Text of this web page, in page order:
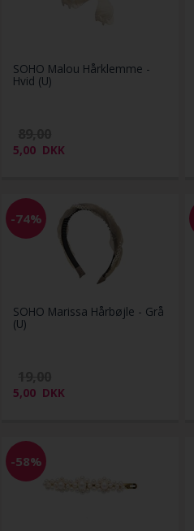
SOHO Malou Hårklemme -
Hvid (U)
5,00 DKK
-74%
SOHO Marissa Hårbøjle - Grå
(U)
5,00 DKK
-58%